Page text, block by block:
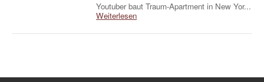
Youtuber baut Traum-Apartment in New Yor...
Weiterlesen